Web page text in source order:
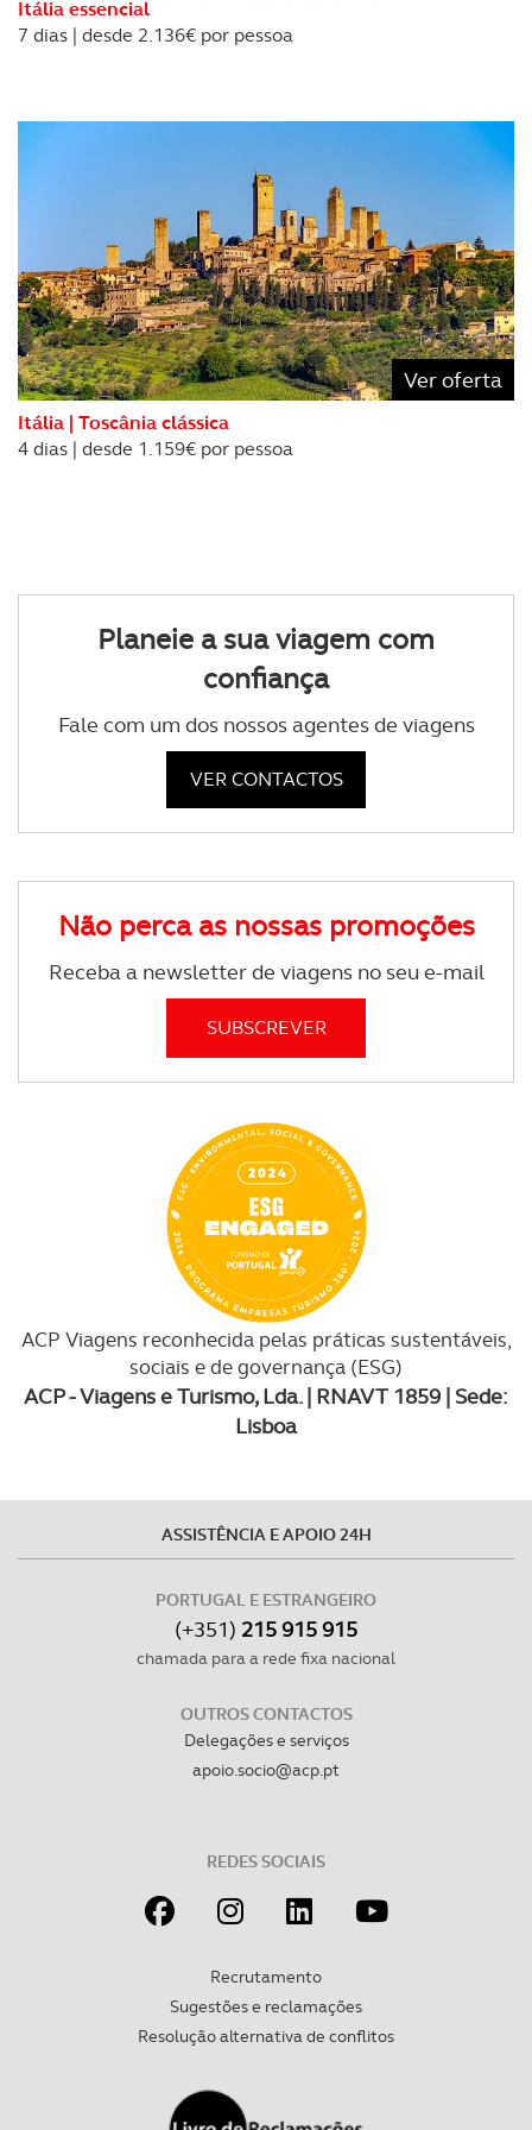
Itália essencial
7 dias | desde 2.136€ por pessoa
Ver oferta
Itália | Toscânia clássica
4 dias | desde 1.159€ por pessoa
Planeie a sua viagem com
confiança
Fale com um dos nossos agentes de viagens
VER CONTACTOS
Não perca as nossas promoções
Receba a newsletter de viagens no seu e-mail
ACP Viagens reconhecida pelas práticas sustentáveis,
sociais e de governança (ESG)
ACP - Viagens e Turismo, Lda. | RNAVT 1859 | Sede:
Lisboa
ASSISTÊNCIA E APOIO 24H
PORTUGAL E ESTRANGEIRO
(+351) 215 915 915
chamada para a rede fixa nacional
OUTROS CONTACTOS
Delegações e serviços
apoio.socio@acp.pt
REDES SOCIAIS
Recrutamento
Sugestões e reclamações
Resolução alternativa de conflitos